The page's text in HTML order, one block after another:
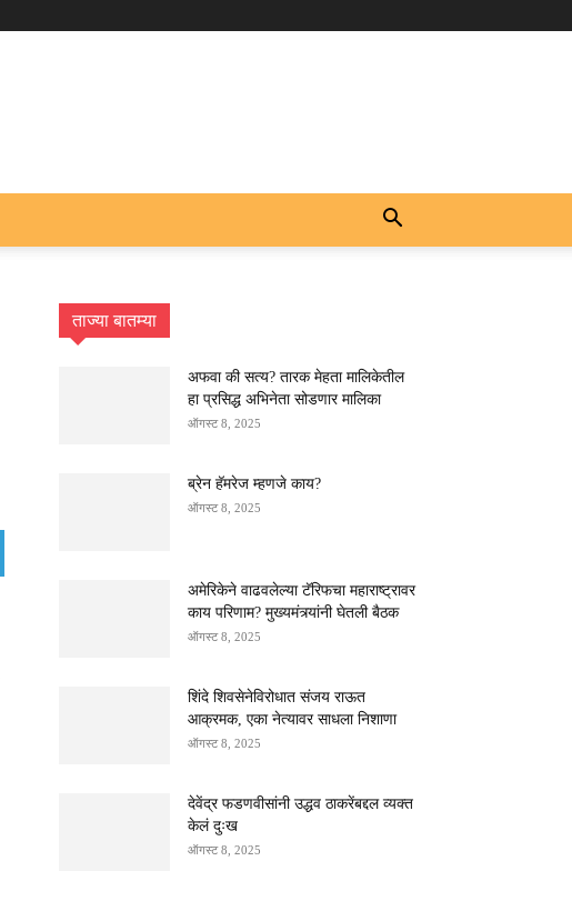
ताज्या बातम्या
अफवा की सत्य? तारक मेहता मालिकेतील
हा प्रसिद्ध अभिनेता सोडणार मालिका
ऑगस्ट 8, 2025
ब्रेन हॅमरेज म्हणजे काय?
ऑगस्ट 8, 2025
अमेरिकेने वाढवलेल्या टॅरिफचा महाराष्ट्रावर
काय परिणाम? मुख्यमंत्र्यांनी घेतली बैठक
ऑगस्ट 8, 2025
शिंदे शिवसेनेविरोधात संजय राऊत
आक्रमक, एका नेत्यावर साधला निशाणा
ऑगस्ट 8, 2025
देवेंद्र फडणवीसांनी उद्धव ठाकरेंबद्दल व्यक्त
केलं दुःख
ऑगस्ट 8, 2025